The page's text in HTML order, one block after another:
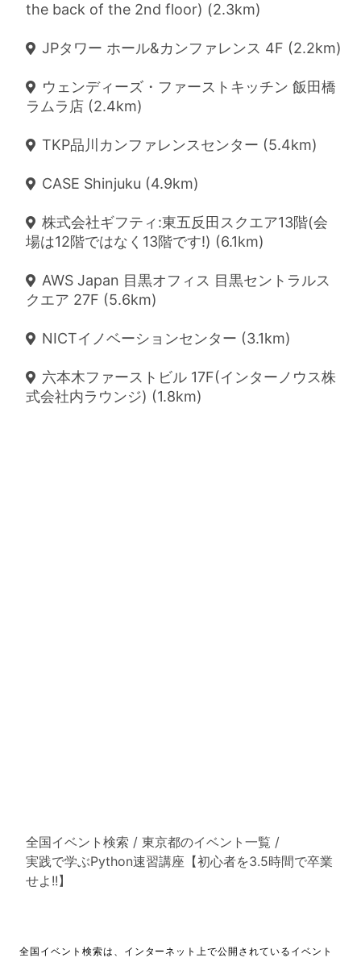
the back of the 2nd floor) (2.3km)
JPタワー ホール&カンファレンス 4F (2.2km)
ウェンディーズ・ファーストキッチン 飯田橋
ラムラ店 (2.4km)
TKP品川カンファレンスセンター (5.4km)
CASE Shinjuku (4.9km)
株式会社ギフティ:東五反田スクエア13階(会
場は12階ではなく13階です!) (6.1km)
AWS Japan 目黒オフィス 目黒セントラルス
クエア 27F (5.6km)
NICTイノベーションセンター (3.1km)
六本木ファーストビル 17F(インターノウス株
式会社内ラウンジ) (1.8km)
全国イベント検索 / 東京都のイベント一覧 /
実践で学ぶPython速習講座【初心者を3.5時間で卒業
せよ!!】
全国イベント検索は、インターネット上で公開されているイベント